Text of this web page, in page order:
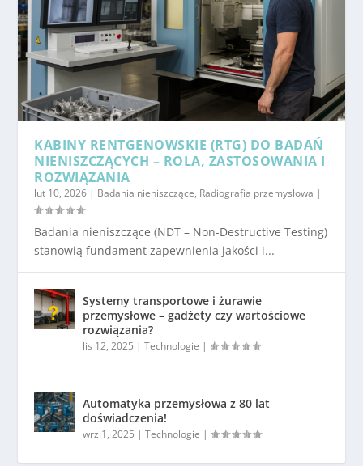
KABINY RENTGENOWSKIE (RTG) DO BADAŃ
NIENISZCZĄCYCH – ROLA, ZASTOSOWANIA I
ROZWIĄZANIA
lut 10, 2026 | Badania nieniszczące, Radiografia przemysłowa |
Badania nieniszczące (NDT – Non-Destructive Testing)
stanowią fundament zapewnienia jakości i...
Systemy transportowe i żurawie
przemysłowe – gadżety czy wartościowe
rozwiązania?
lis 12, 2025 |Technologie |
Automatyka przemysłowa z 80 lat
doświadczenia!
wrz 1, 2025 |Technologie |